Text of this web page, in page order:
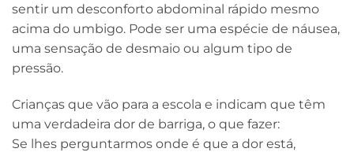
sentir um desconforto abdominal rápido mesmo
acima do umbigo. Pode ser uma espécie de náusea,
uma sensação de desmaio ou algum tipo de
pressão.
Crianças que vão para a escola e indicam que têm
uma verdadeira dor de barriga, o que fazer:
Se lhes perguntarmos onde é que a dor está,